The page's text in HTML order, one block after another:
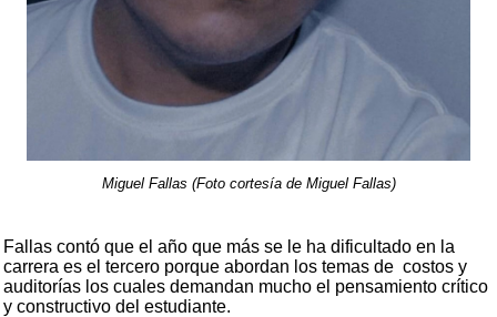
Miguel Fallas (Foto cortesía de Miguel Fallas)
Fallas contó que el año que más se le ha dificultado en la
carrera es el tercero porque abordan los temas de costos y
auditorías los cuales demandan mucho el pensamiento crítico
y constructivo del estudiante.